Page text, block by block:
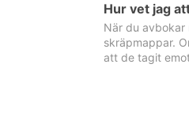
Hur vet jag
När du avbokar
skräpmappar.
att de tagit